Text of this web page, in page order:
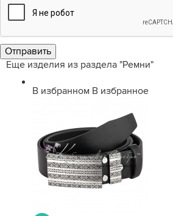
Еще изделия из раздела "Ремни"
В избранном В избранное